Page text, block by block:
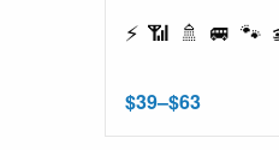
⚡ 📶 🚿 🚐 🐾
$39–$63